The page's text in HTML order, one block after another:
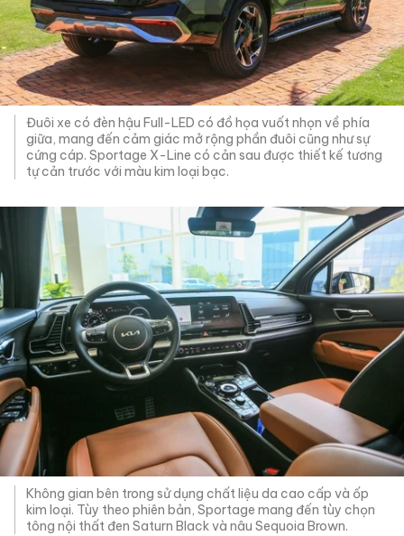
Đuôi xe có đèn hậu Full-LED có đồ họa vuốt nhọn về phía
giữa, mang đến cảm giác mở rộng phần đuôi cũng như sự
cứng cáp. Sportage X-Line có cản sau được thiết kế tương
tự cản trước với màu kim loại bạc.
Không gian bên trong sử dụng chất liệu da cao cấp và ốp
kim loại. Tùy theo phiên bản, Sportage mang đến tùy chọn
tông nội thất đen Saturn Black và nâu Sequoia Brown.